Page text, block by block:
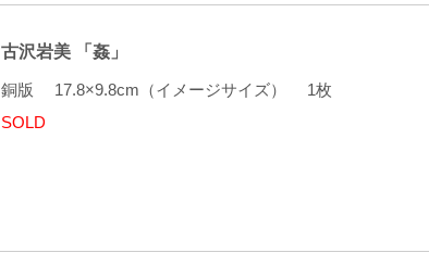
古沢岩美 「姦」
銅版 17.8×9.8cm（イメージサイズ） 1枚
SOLD